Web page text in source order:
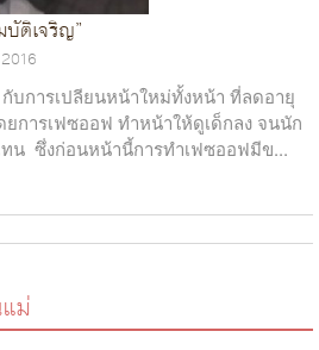
ติเจริญ”
บการเปลียนหน้าใหม่ทั้งหน้า ที่ลดอายุ
ยการเฟซออฟ ทำหน้าให้ดูเด็กลง จนนัก
ทน ซึ่งก่อนหน้านี้การทำเฟซออฟมีข...
ม่